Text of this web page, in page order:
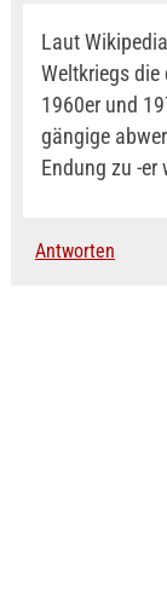
Laut
Weltkriegs
1960er und
gängige
Endung zu -er
Antworten